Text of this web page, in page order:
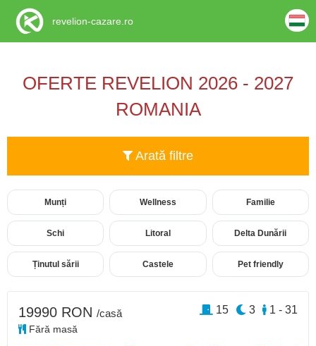
OFERTE REVELION 2026 - 2027
ROMANIA
Arată filtre
Munți Wellness Familie
Schi Litoral Delta Dunării
Ținutul sării Castele Pet friendly
19990 RON /casă
Fără masă
1 - 31
3
15
revelion-cazare.ro